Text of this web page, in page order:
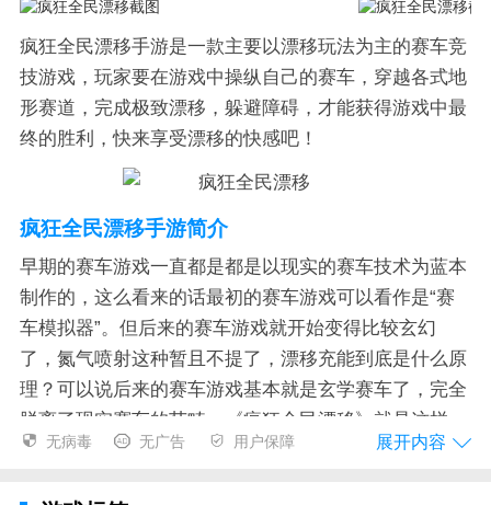
疯狂全民漂移手游是一款主要以漂移玩法为主的赛车竞
技游戏，玩家要在游戏中操纵自己的赛车，穿越各式地
形赛道，完成极致漂移，躲避障碍，才能获得游戏中最
终的胜利，快来享受漂移的快感吧！
疯狂全民漂移手游简介
早期的赛车游戏一直都是都是以现实的赛车技术为蓝本
制作的，这么看来的话最初的赛车游戏可以看作是“赛
车模拟器”。但后来的赛车游戏就开始变得比较玄幻
了，氮气喷射这种暂且不提了，漂移充能到底是什么原
理？可以说后来的赛车游戏基本就是玄学赛车了，完全
脱离了现实赛车的范畴。《疯狂全民漂移》就是这样一
款复古的赛车游戏，快来下载体验吧。
无病毒 无广告 用户保障 展开内容